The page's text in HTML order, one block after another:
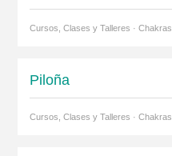
Cursos, Clases y Talleres · Chakras
Piloña
Cursos, Clases y Talleres · Chakras